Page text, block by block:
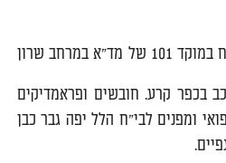
שעה 12:53 התקבל דיווח במוקד 101 של מד"א במרחב שרון
בכפר קרע. חובשים ופראמדיקים
ומפנים לבי"ח הלל יפה גבר כבן